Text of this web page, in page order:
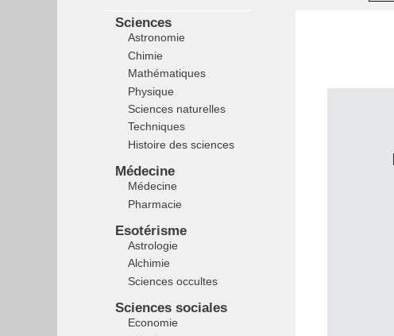
Sciences
Astronomie
Chimie
Mathématiques
Physique
Sciences naturelles
Techniques
Histoire des sciences
Médecine
Médecine
Pharmacie
Esotérisme
Astrologie
Alchimie
Sciences occultes
Sciences sociales
Economie